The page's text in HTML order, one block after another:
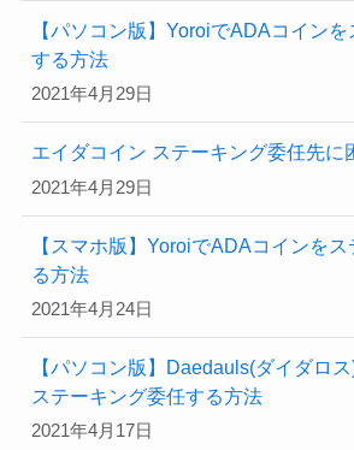
【パソコン版】YoroiでADAコイン
する方法
2021年4月29日
エイダコイン ステーキング委任先に
2021年4月29日
【スマホ版】YoroiでADAコインを
る方法
2021年4月24日
【パソコン版】Daedauls(ダイダロ
ステーキング委任する方法
2021年4月17日